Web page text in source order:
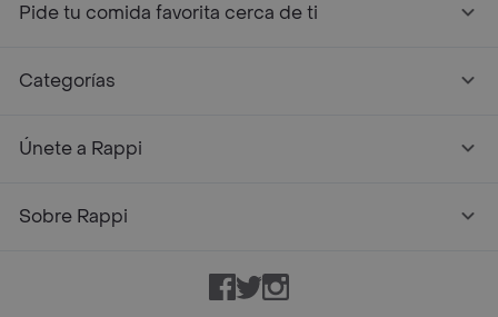
Pide tu comida favorita cerca de ti
Categorías
Únete a Rappi
Sobre Rappi
Facebook
TwitterInstagram